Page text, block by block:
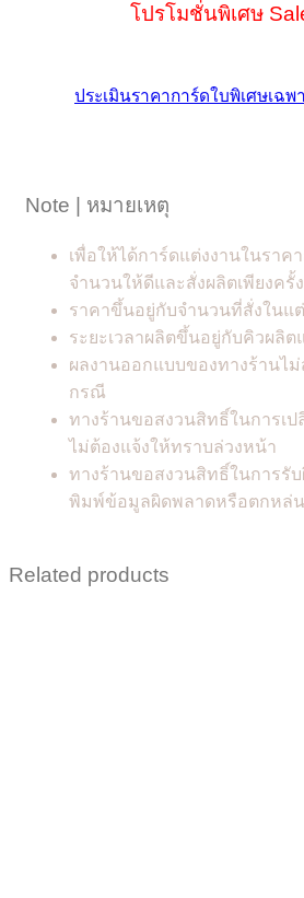
โปรโมชั่นพิเศษ
ประเมินราคาการ์ดใบพิเศษเฉ
Note | หมายเหตุ
เพื่อให้ได้การ์ดแต่งงานในราค
จำนวนให้ดีและสั่งผลิตเพียงครั้ง
ราคาขึ้นอยู่กับจำนวนที่สั่งในแ
ระยะเวลาผลิตขึ้นอยู่กับคิวผลิ
ผลงานออกแบบของทางร้านไ
กรณี
ทางร้านขอสงวนสิทธิ์ในการเ
ไม่ต้องแจ้งให้ทราบล่วงหน้า
ทางร้านขอสงวนสิทธิ์ในการรับ
พิมพ์ข้อมูลผิดพลาดหรือตกหล่น
Related products